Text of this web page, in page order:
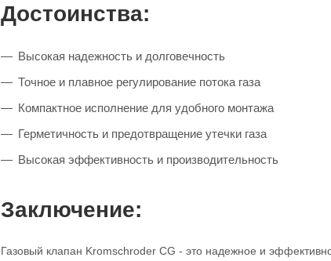
Достоинства:
Высокая надежность и долговечность
Точное и плавное регулирование потока газа
Компактное исполнение для удобного монтажа
Герметичность и предотвращение утечки газа
Высокая эффективность и производительность
Заключение:
Газовый клапан Kromschroder CG - это надежное и